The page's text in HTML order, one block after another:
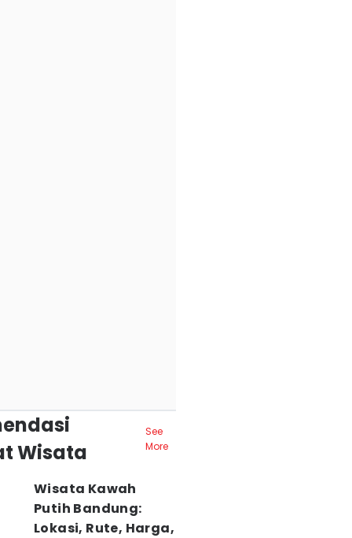
Wisata
See
More
Wisata Kawah
Putih Bandung:
Lokasi, Rute, Harga,